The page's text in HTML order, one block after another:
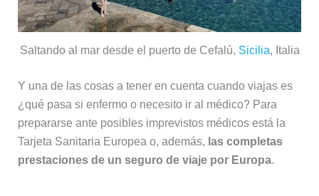
Saltando al mar desde el puerto de Cefalú, Sicilia, Italia
Y una de las cosas a tener en cuenta cuando viajas es
¿qué pasa si enfermo o necesito ir al médico? Para
prepararse ante posibles imprevistos médicos está la
Tarjeta Sanitaria Europea o, además, las completas
prestaciones de un seguro de viaje por Europa.